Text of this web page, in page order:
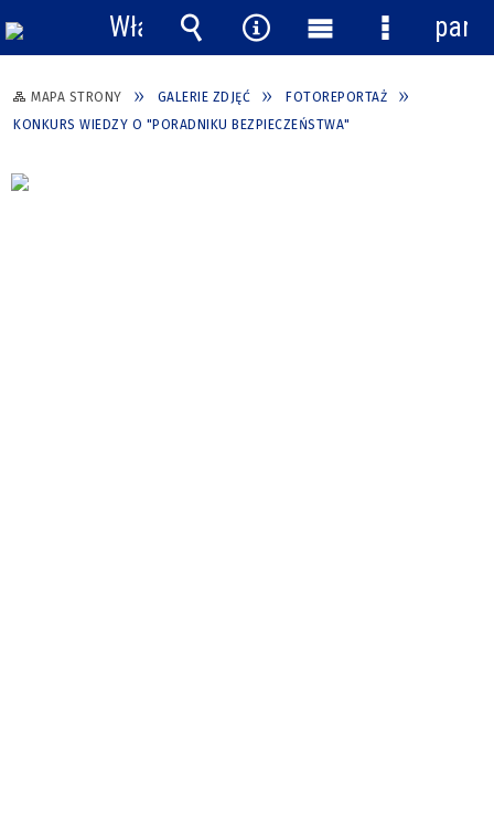
MAPA STRONY GALERIE ZDJĘĆ
FOTOREPORTAŻ
KONKURS WIEDZY O "PORADNIKU BEZPIECZEŃSTWA"
Włącz
powiadomienia
Wyszukiwarka
Narzędzia
Menu
główne
Menu
panel